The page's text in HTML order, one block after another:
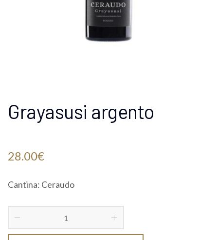
Grayasusi argento
28.00€
Cantina: Ceraudo